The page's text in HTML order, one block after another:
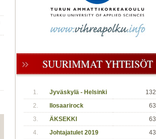
SUURIMMAT YHTEISÖT
1. Jyväskylä - Helsinki
132
2.
Ilosaarirock
63
3.
ÄKSEKKI
63
4.
Johtajatulet 2019
43